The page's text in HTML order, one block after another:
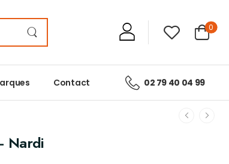
0
Contact 02 79 40 04 99
Nardi